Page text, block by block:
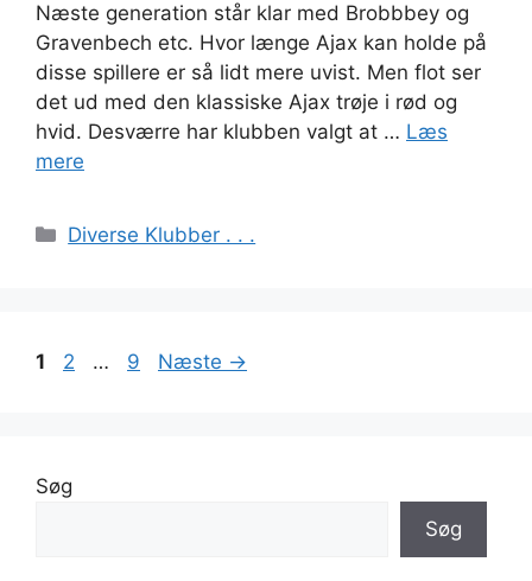
Næste generation står klar med Brobbbey og
Gravenbech etc. Hvor længe Ajax kan holde på
disse spillere er så lidt mere uvist. Men flot ser
det ud med den klassiske Ajax trøje i rød og
hvid. Desværre har klubben valgt at … Læs
mere
Kategorier
Diverse Klubber . . .
Side
1 Side
2 … Side
9 Næste →
Søg
Søg